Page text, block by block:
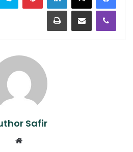
Viber
Share via Email
Print
Safir